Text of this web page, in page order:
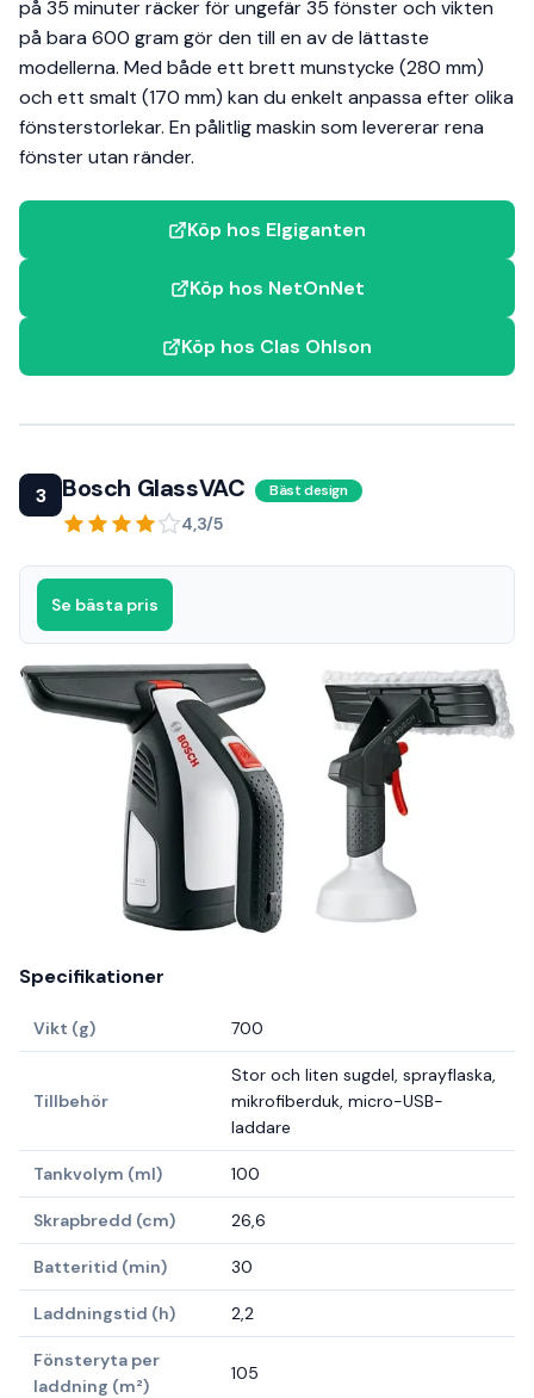
på 35 minuter räcker för ungefär 35 fönster och vikten
på bara 600 gram gör den till en av de lättaste
modellerna. Med både ett brett munstycke (280 mm)
och ett smalt (170 mm) kan du enkelt anpassa efter olika
fönsterstorlekar. En pålitlig maskin som levererar rena
fönster utan ränder.
Köp hos Elgiganten
Köp hos NetOnNet
Köp hos Clas Ohlson
3 Bosch GlassVAC Bäst design
4,3/5
Se bästa pris
Specifikationer
Vikt (g) 700
Tillbehör
Stor och liten sugdel, sprayflaska,
mikrofiberduk, micro-USB-
laddare
Tankvolym (ml) 100
Skrapbredd (cm) 26,6
Batteritid (min) 30
Laddningstid (h) 2,2
Fönsteryta per
laddning (m²)
105